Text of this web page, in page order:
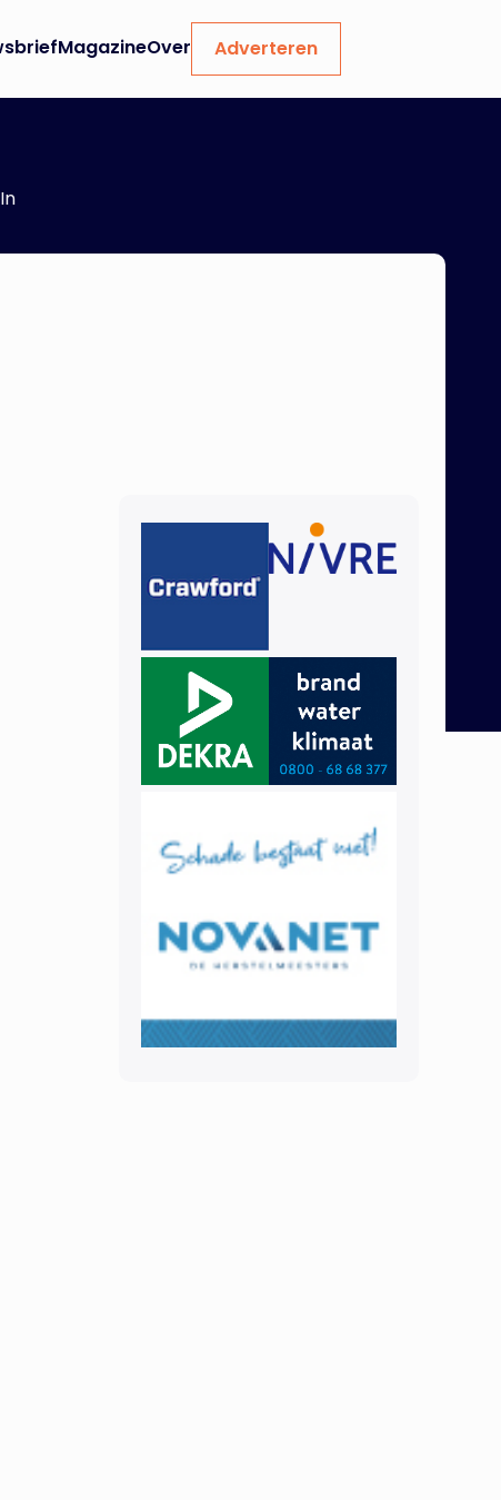
MagazineOver Adverteren